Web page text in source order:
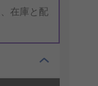
在庫と配